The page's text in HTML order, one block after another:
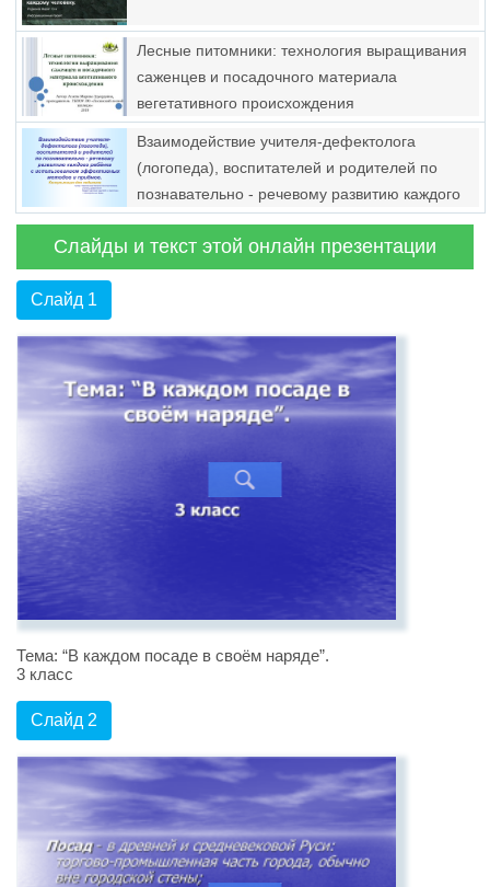
Лесные питомники: технология выращивания
саженцев и посадочного материала
вегетативного происхождения
Взаимодействие учителя-дефектолога
(логопеда), воспитателей и родителей по
познавательно - речевому развитию каждого
методов и приёмов
Слайды и текст этой онлайн презентации
Слайд 1
Тема: “В каждом посаде в своём наряде”.
3 класс
Слайд 2